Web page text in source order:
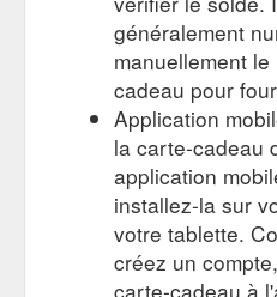
généralement
manuellement
cadeau pour
Application
la carte-cadeau
application
installez-la sur
votre tablette.
créez un
carte-cadeau à